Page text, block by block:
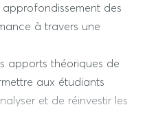
des
à travers une
apports théoriques de
aux étudiants
et de réinvestir les